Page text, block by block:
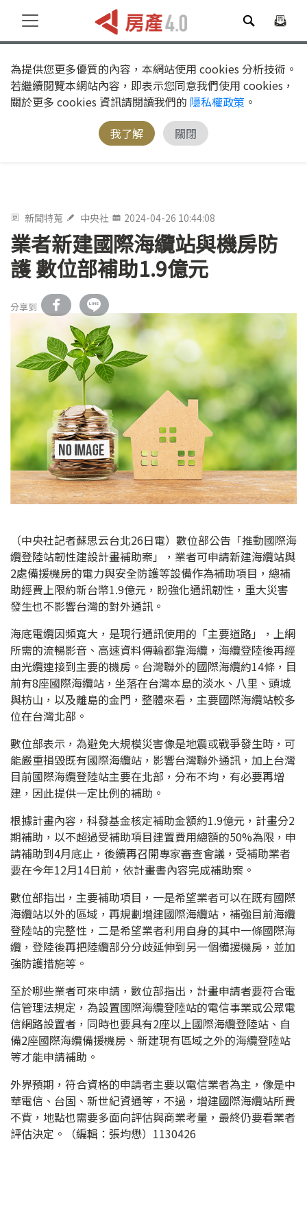
為提供您更多優質的內容，本網站使用 cookies 分析技術。
若繼續閱覽本網站內容，即表示您同意我們使用 cookies，
關於更多 cookies 資訊請閱讀我們的 隱私權政策 。
我了解
關閉
新聞特蒐 中央社 2024-04-26 10:44:08
業者新建國際海纜站與機房防
護 數位部補助1.9億元
分享到
（中央社記者蘇思云台北26日電）數位部公告「推動國際海
纜登陸站韌性建設計畫補助案」，業者可申請新建海纜站與
2處備援機房的電力與安全防護等設備作為補助項目，總補
助經費上限約新台幣1.9億元，盼強化通訊韌性，重大災害
發生也不影響台灣的對外通訊。
海底電纜因頻寬大，是現行通訊使用的「主要道路」，上網
所需的流暢影音、高速資料傳輸都靠海纜，海纜登陸後再經
由光纜連接到主要的機房。台灣聯外的國際海纜約14條，目
前有8座國際海纜站，坐落在台灣本島的淡水、八里、頭城
與枋山，以及離島的金門，整體來看，主要國際海纜站較多
位在台灣北部。
數位部表示，為避免大規模災害像是地震或戰爭發生時，可
能嚴重損毀既有國際海纜站，影響台灣聯外通訊，加上台灣
目前國際海纜登陸站主要在北部，分布不均，有必要再增
建，因此提供一定比例的補助。
根據計畫內容，科發基金核定補助金額約1.9億元，計畫分2
期補助，以不超過受補助項目建置費用總額的50%為限，申
請補助到4月底止，後續再召開專家審查會議，受補助業者
要在今年12月14日前，依計畫書內容完成補助案。
數位部指出，主要補助項目，一是希望業者可以在既有國際
海纜站以外的區域，再規劃增建國際海纜站，補強目前海纜
登陸站的完整性，二是希望業者利用自身的其中一條國際海
纜，登陸後再把陸纜部分分歧延伸到另一個備援機房，並加
強防護措施等。
至於哪些業者可來申請，數位部指出，計畫申請者要符合電
信管理法規定，為設置國際海纜登陸站的電信事業或公眾電
信網路設置者，同時也要具有2座以上國際海纜登陸站、自
備2座國際海纜備援機房、新建現有區域之外的海纜登陸站
等才能申請補助。
外界預期，符合資格的申請者主要以電信業者為主，像是中
華電信、台固、新世紀資通等，不過，增建國際海纜站所費
不貲，地點也需要多面向評估與商業考量，最終仍要看業者
評估決定。（編輯：張均懋）1130426